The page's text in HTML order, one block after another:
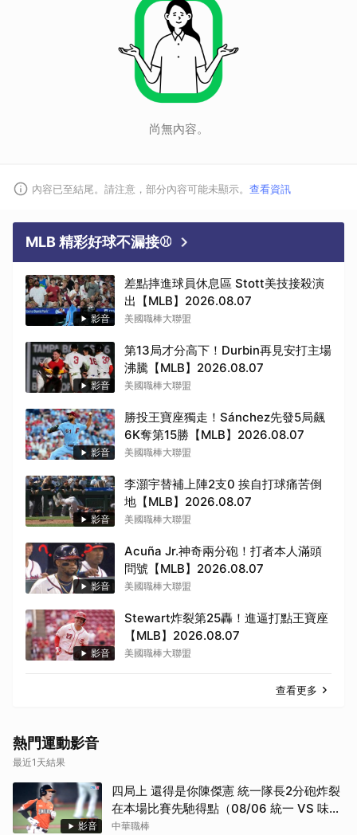
尚無內容。
內容已至結尾。請注意，部分內容可能未顯示。 查看資訊
MLB 精彩好球不漏接⚾
影音
差點摔進球員休息區 Stott美技接殺演
出【MLB】2026.08.07
美國職棒大聯盟
影音
第13局才分高下！Durbin再見安打主場
沸騰【MLB】2026.08.07
美國職棒大聯盟
影音
勝投王寶座獨走！Sánchez先發5局飆
6K奪第15勝【MLB】2026.08.07
美國職棒大聯盟
影音
李灝宇替補上陣2支0 挨自打球痛苦倒
地【MLB】2026.08.07
美國職棒大聯盟
影音
Acuña Jr.神奇兩分砲！打者本人滿頭
問號【MLB】2026.08.07
美國職棒大聯盟
影音
Stewart炸裂第25轟！進逼打點王寶座
【MLB】2026.08.07
美國職棒大聯盟
查看更多
熱門運動影音
最近1天結果
影音
四局上 還得是你陳傑憲 統一隊長2分砲炸裂
在本場比賽先馳得點（08/06 統一 VS 味
全）
中華職棒
取消